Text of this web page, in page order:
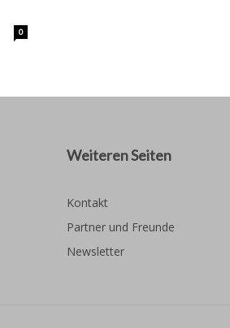
0
Weiteren Seiten
Kontakt
Partner und Freunde
Newsletter